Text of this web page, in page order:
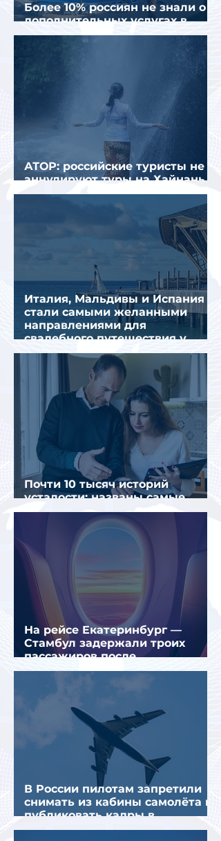
Более 10% россиян не знали о
дополнительных услугах в
отелях
АТОР: российские туристы не
аннулируют туры на Хайнань
из-за тайфуна «Дельфин»
Италия, Мальдивы и Испания
стали самыми желанными
направлениями для
свадебного путешествия у
россиян
Почти 10 тысяч историй
усталости: названы самые
уставшие россияне
На рейсе Екатеринбург —
Стамбул задержали троих
пассажиров после
предполагаемой серии краж
В России пилотам запретили
снимать из кабины самолёта и
публиковать кадры в
интернете